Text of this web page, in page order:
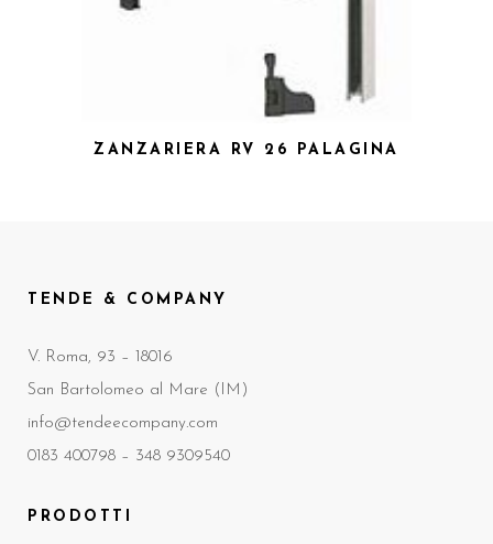
ZANZARIERA RV 26 PALAGINA
TENDE & COMPANY
V. Roma, 93 – 18016
San Bartolomeo al Mare (IM)
info@tendeecompany.com
0183 400798 – 348 9309540
PRODOTTI